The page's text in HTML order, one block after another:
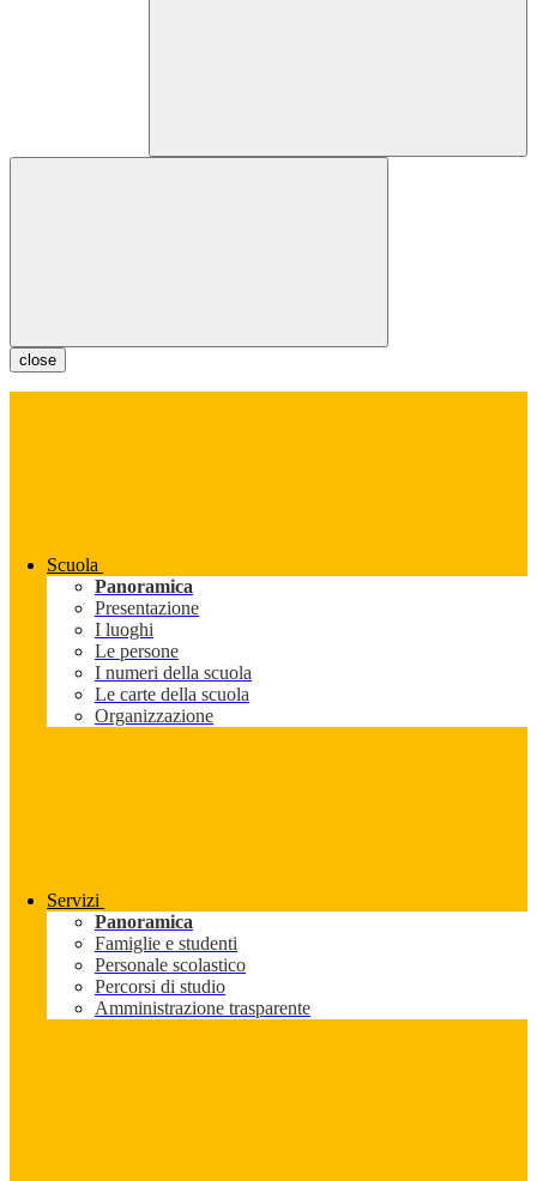
close
Scuola
Panoramica
Presentazione
I luoghi
Le persone
I numeri della scuola
Le carte della scuola
Organizzazione
Servizi
Panoramica
Famiglie e studenti
Personale scolastico
Percorsi di studio
Amministrazione trasparente